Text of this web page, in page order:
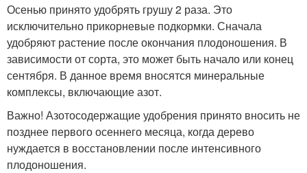
Осенью принято удобрять грушу 2 раза. Это
исключительно прикорневые подкормки. Сначала
удобряют растение после окончания плодоношения. В
зависимости от сорта, это может быть начало или конец
сентября. В данное время вносятся минеральные
комплексы, включающие азот.
Важно! Азотосодержащие удобрения принято вносить не
позднее первого осеннего месяца, когда дерево
нуждается в восстановлении после интенсивного
плодоношения.